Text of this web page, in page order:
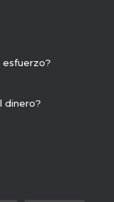
esfuerzo?
dinero?